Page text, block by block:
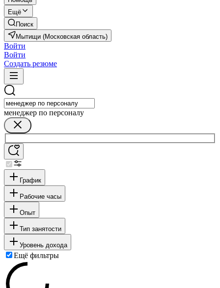
Ещё
Поиск
Мытищи (Московская область)
Войти
Войти
Создать резюме
менеджер по персоналу
График
Рабочие часы
Опыт
Тип занятости
Уровень дохода
Ещё фильтры